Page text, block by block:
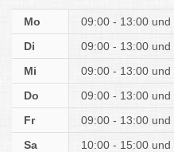
Mo 09:00 - 13:00
Di
09:00 - 13:00
Mi
09:00 - 13:00
Do
09:00 - 13:00
Fr
09:00 - 13:00
Sa
10:00 - 15:00